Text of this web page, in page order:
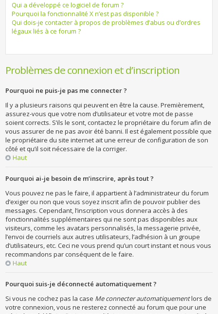
Qui a développé ce logiciel de forum ?
Pourquoi la fonctionnalité X n’est pas disponible ?
Qui dois-je contacter à propos de problèmes d’abus ou d’ordres
légaux liés à ce forum ?
Problèmes de connexion et d’inscription
Pourquoi ne puis-je pas me connecter ?
Il y a plusieurs raisons qui peuvent en être la cause. Premièrement,
assurez-vous que votre nom d’utilisateur et votre mot de passe
soient corrects. S’ils le sont, contactez le propriétaire du forum afin de
vous assurer de ne pas avoir été banni. Il est également possible que
le propriétaire du site internet ait une erreur de configuration de son
côté et qu’il soit nécessaire de la corriger.
Haut
Pourquoi ai-je besoin de m’inscrire, après tout ?
Vous pouvez ne pas le faire, il appartient à l’administrateur du forum
d’exiger ou non que vous soyez inscrit afin de pouvoir publier des
messages. Cependant, l’inscription vous donnera accès à des
fonctionnalités supplémentaires qui ne sont pas disponibles aux
visiteurs, comme les avatars personnalisés, la messagerie privée,
l’envoi de courriels aux autres utilisateurs, l’adhésion à un groupe
d’utilisateurs, etc. Ceci ne vous prend qu’un court instant et nous vous
recommandons par conséquent de le faire.
Haut
Pourquoi suis-je déconnecté automatiquement ?
Si vous ne cochez pas la case Me connecter automatiquementlors de
votre connexion, vous ne resterez connecté au forum que pour une